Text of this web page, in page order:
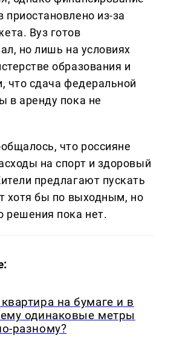
приостановлено из-за
Вуз готов
но лишь на условиях
образования и
что сдача федеральной
в аренду пока не
что россияне
на спорт и здоровый
предлагают пускать
хотя бы по выходным, но
решения пока нет.
на бумаге и в
одинаковые метры
разному?